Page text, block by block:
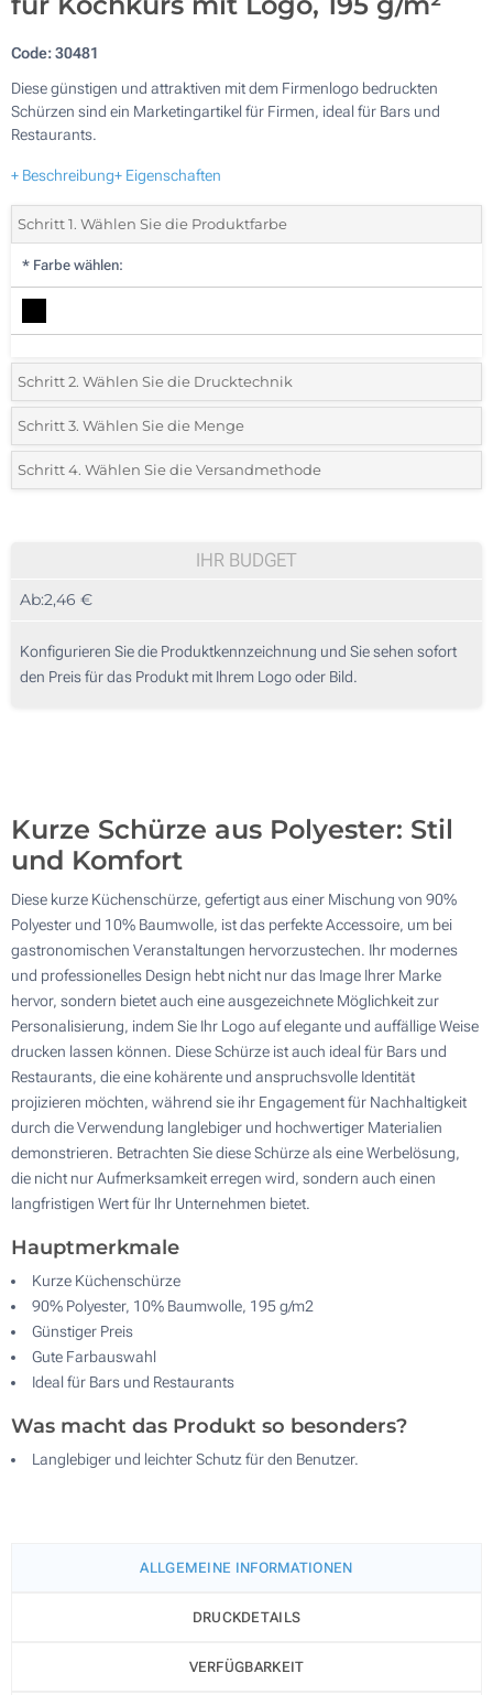
Code:30481
Diese günstigen und attraktiven mit dem Firmenlogo bedruckten
Schürzen sind ein Marketingartikel für Firmen, ideal für Bars und
Restaurants.
+ Beschreibung+ Eigenschaften
Schritt 1. Wählen Sie die Produktfarbe
* Farbe wählen:
Schritt 2. Wählen Sie die Drucktechnik
*Wählen Sie die Druck- und Farbtechniken für Ihr Logo:
1 Farbig (Vorderseite)
Digitaler Transferdruck in allen Farben (Vorderseite)
Schritt 3. Wählen Sie die Menge
*Bitte wählen Sie Ihre gewünschte Menge
20
100
Schritt 4. Wählen Sie die Versandmethode
IHR BUDGET
Ab:2,46 €
Konfigurieren Sie die Produktkennzeichnung und Sie sehen sofort
den Preis für das Produkt mit Ihrem Logo oder Bild.
Kurze Schürze aus Polyester: Stil
und Komfort
Diese kurze Küchenschürze, gefertigt aus einer Mischung von 90%
Polyester und 10% Baumwolle, ist das perfekte Accessoire, um bei
gastronomischen Veranstaltungen hervorzustechen. Ihr modernes
und professionelles Design hebt nicht nur das Image Ihrer Marke
hervor, sondern bietet auch eine ausgezeichnete Möglichkeit zur
Personalisierung, indem Sie Ihr Logo auf elegante und auffällige Weise
drucken lassen können. Diese Schürze ist auch ideal für Bars und
Restaurants, die eine kohärente und anspruchsvolle Identität
projizieren möchten, während sie ihr Engagement für Nachhaltigkeit
durch die Verwendung langlebiger und hochwertiger Materialien
demonstrieren. Betrachten Sie diese Schürze als eine Werbelösung,
die nicht nur Aufmerksamkeit erregen wird, sondern auch einen
langfristigen Wert für Ihr Unternehmen bietet.
Hauptmerkmale
Kurze Küchenschürze
90% Polyester, 10% Baumwolle, 195 g/m2
Günstiger Preis
Gute Farbauswahl
Ideal für Bars und Restaurants
Was macht das Produkt so besonders?
Langlebiger und leichter Schutz für den Benutzer.
ALLGEMEINE INFORMATIONEN
DRUCKDETAILS
VERFÜGBARKEIT